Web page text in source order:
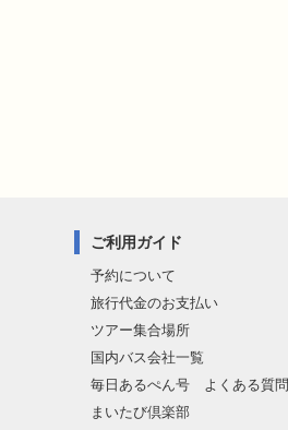
ご利用ガイド
予約について
旅行代金のお支払い
ツアー集合場所
国内バス会社一覧
毎日あるぺん号 よくある質問
まいたび倶楽部